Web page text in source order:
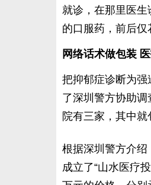
就诊，在那里医
的口服药，前后仅
网络话术做包装
把抑郁症诊断为强
了深圳警方协助
院有三家，其中就
根据深圳警方介绍
成立了“山水医疗